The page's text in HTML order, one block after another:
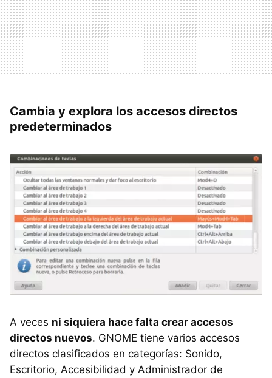
Cambia y explora los accesos directos
predeterminados
A veces ni siquiera hace falta crear accesos
directos nuevos. GNOME tiene varios accesos
directos clasificados en categorías: Sonido,
Escritorio, Accesibilidad y Administrador de